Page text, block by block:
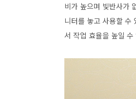
비가 높으며 빛반사가
니터를 놓고 사용할 수
서 작업 효율을 높일 수